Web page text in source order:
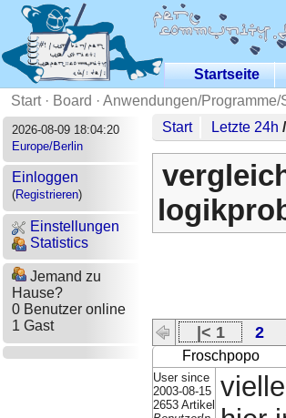
Startseite
Start· Board · Anwendungen/Programme/
2026-08-09 18:04:20
Europe/Berlin
Einloggen
(Registrieren)
Einstellungen
Statistics
Jemand zu
Hause?
0 Benutzer online
1 Gast
Start Letzte 24h
|< 1 2
Froschpopo
User since
2003-08-15
2653 Artikel